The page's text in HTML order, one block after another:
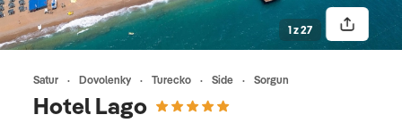
Satur Dovolenky Turecko Side Sorgun
Hotel Lago
1 z 27